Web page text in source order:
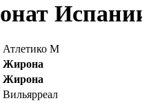
Атлетико М
Жирона
Жирона
Вильярреал